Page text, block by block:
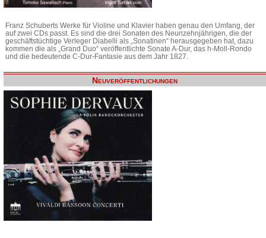
Franz Schuberts Werke für Violine und Klavier haben genau den Umfang, der
auf zwei CDs passt. Es sind die drei Sonaten des Neunzehnjährigen, die der
geschäftstüchtige Verleger Diabelli als „Sonatinen“ herausgegeben hat, dazu
kommen die als „Grand Duo“ veröffentlichte Sonate A-Dur, das h-Moll-Rondo
und die bedeutende C-Dur-Fantasie aus dem Jahr 1827.
Neuveröffentlichungen